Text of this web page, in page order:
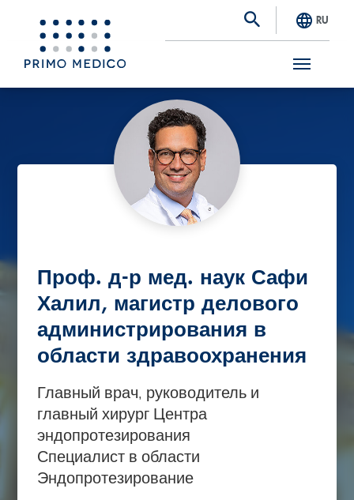
S
a
i
t
RU
Проф. д-р мед. наук Сафи
Халил, магистр делового
администрирования в
области здравоохранения
Главный врач, руководитель и
главный хирург Центра
эндопротезирования
Специалист в области
Эндопротезирование